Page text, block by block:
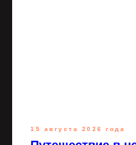
15 августа 2026 года